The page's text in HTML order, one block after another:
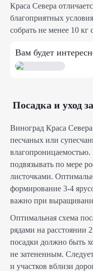
Краса Севера
благоприятных
собрать не менее 10 кг
Вам будет
Посадка и уход
Виноград Краса
песчаных или
подвязывать по мере
листочками.
формирование 3-4
важно при
Оптимальная схема
рядами на расстоянии
посадки должно быть
не затененным.
и участков вблизи